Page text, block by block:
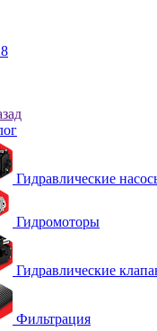
Гидравлические
Гидромоторы
Гидравлические
Фильтрация